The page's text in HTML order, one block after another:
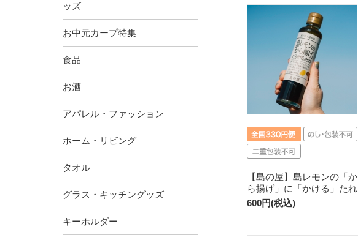
ッズ
お中元カープ特集
食品
お酒
アパレル・ファッション
ホーム・リビング
タオル
グラス・キッチングッズ
キーホルダー
【島の屋】島レモンの「か
ら揚げ」に「かける」たれ
600円(税込)